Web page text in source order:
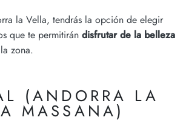
la Vella, tendrás la opción de elegir
que te permitirán disfrutar de la belleza
zona.
(ANDORRA LA
MASSANA)